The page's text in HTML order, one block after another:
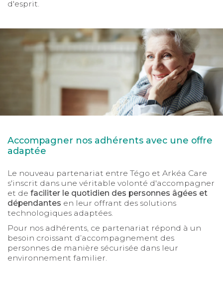
d'esprit.
Accompagner nos adhérents avec une offre
adaptée
Le nouveau partenariat entre Tégo et Arkéa Care
s'inscrit dans une véritable volonté d'accompagner
et de faciliter le quotidien des personnes âgées et
dépendantes en leur offrant des solutions
technologiques adaptées.
Pour nos adhérents, ce partenariat répond à un
besoin croissant d’accompagnement des
personnes de manière sécurisée dans leur
environnement familier.